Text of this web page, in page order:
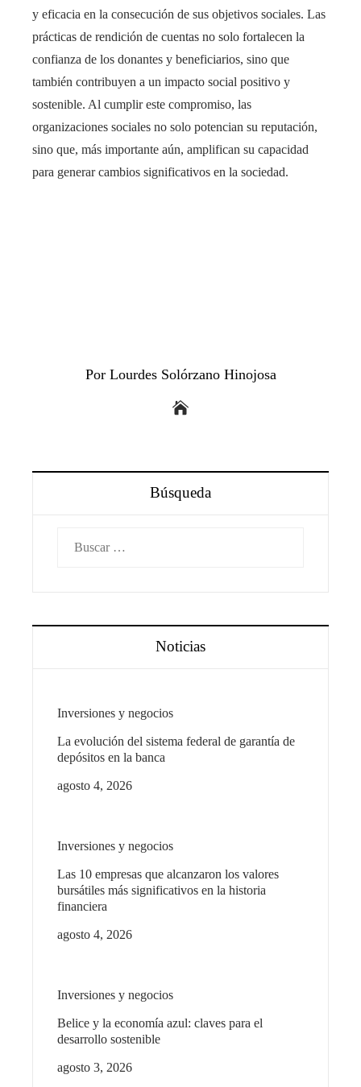
y eficacia en la consecución de sus objetivos sociales. Las
prácticas de rendición de cuentas no solo fortalecen la
confianza de los donantes y beneficiarios, sino que
también contribuyen a un impacto social positivo y
sostenible. Al cumplir este compromiso, las
organizaciones sociales no solo potencian su reputación,
sino que, más importante aún, amplifican su capacidad
para generar cambios significativos en la sociedad.
Por Lourdes Solórzano Hinojosa
Búsqueda
Noticias
Inversiones y negocios
La evolución del sistema federal de garantía de
depósitos en la banca
agosto 4, 2026
Inversiones y negocios
Las 10 empresas que alcanzaron los valores
bursátiles más significativos en la historia
financiera
agosto 4, 2026
Inversiones y negocios
Belice y la economía azul: claves para el
desarrollo sostenible
agosto 3, 2026